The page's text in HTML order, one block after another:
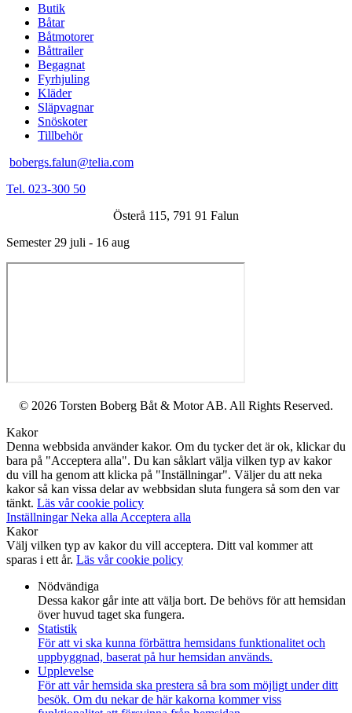
Butik
Båtar
Båtmotorer
Båttrailer
Begagnat
Fyrhjuling
Kläder
Släpvagnar
Snöskoter
Tillbehör
bobergs.falun@telia.com
Tel. 023-300 50
Österå 115, 791 91 Falun
Semester 29 juli - 16 aug
© 2026 Torsten Boberg Båt & Motor AB. All Rights Reserved.
Kakor
Denna webbsida använder kakor. Om du tycker det är ok, klickar du
bara på "Acceptera alla". Du kan såklart välja vilken typ av kakor
du vill ha genom att klicka på "Inställningar". Väljer du att neka
kakor så kan vissa delar av webbsidan sluta fungera så som den var
tänkt. Läs vår cookie policy
InställningarNeka alla Acceptera alla
Kakor
Välj vilken typ av kakor du vill acceptera. Ditt val kommer att
sparas i ett år. Läs vår cookie policy
Nödvändiga
Dessa kakor går inte att välja bort. De behövs för att hemsidan
över huvud taget ska fungera.
Statistik
För att vi ska kunna förbättra hemsidans funktionalitet och
uppbyggnad, baserat på hur hemsidan används.
Upplevelse
För att vår hemsida ska prestera så bra som möjligt under ditt
besök. Om du nekar de här kakorna kommer viss